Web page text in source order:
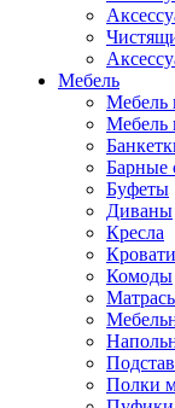
Мебель
Мебель
Мебель
Барные
Буфеты
Диваны
Кресла
Кровати
Комоды
Полки